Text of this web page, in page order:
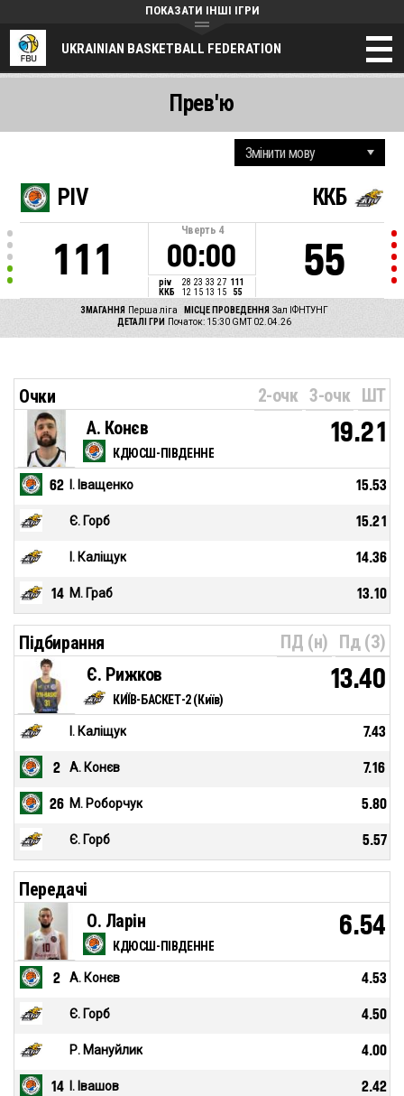
UKRAINIAN BASKETBALL FEDERATION
ПОКАЗАТИ ІНШІ ІГРИ
PIV
111
Чверть 4
00:00
piv 28 23 33 27 111
ККБ
12 15 13 15 55
ККБ
55
ЗМАГАННЯ Перша ліга МІСЦЕ ПРОВЕДЕННЯ Зал ІФНТУНГ
ДЕТАЛІ ГРИ
Початок: 15:30 GMT 02.04.26
Прев'ю
Очки 2-очк 3-очк ШТ
КДЮСШ-ПІВДЕННЕ
А. Конєв 19.21
62 І. Іващенко 15.53
Є. Горб 15.21
І. Каліщук 14.36
14 М. Граб 13.10
Підбирання ПД (н) Пд (З)
КИЇВ-БАСКЕТ-2 (Київ)
Є. Рижков 13.40
І. Каліщук 7.43
2 А. Конєв 7.16
26 М. Роборчук 5.80
Є. Горб 5.57
Передачі
КДЮСШ-ПІВДЕННЕ
О. Ларін 6.54
2 А. Конєв 4.53
Є. Горб 4.50
Р. Мануйлик 4.00
14 І. Івашов 2.42